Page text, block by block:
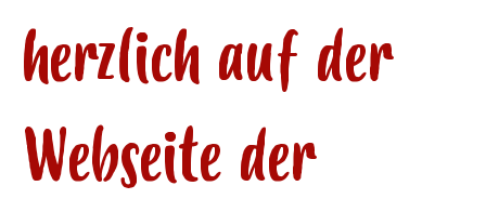
herzlich auf der
Webseite der